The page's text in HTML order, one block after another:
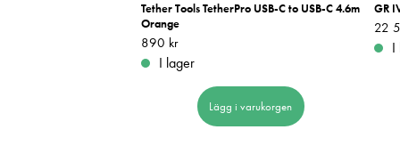
Tether Tools TetherPro USB-C to USB-C 4.6m
Orange
Pris: 890 kr
890 kr
I lager
Lägg i varukorgen
GR
Pris :
22
I